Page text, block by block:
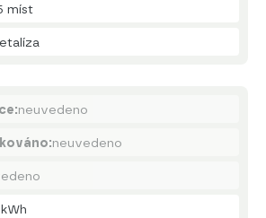
míst
neuvedeno
neuvedeno